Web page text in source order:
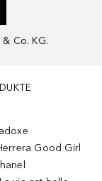
Co. KG.
Good Girl